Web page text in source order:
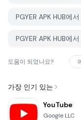
도움이 되었나요?
가장 인기 있는
YouTube
Google LLC